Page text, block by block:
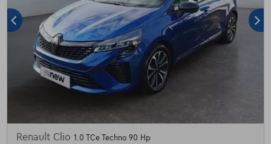
Renault Clio 1.0 TCe Techno 90 Hp